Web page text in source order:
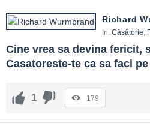
Richard
In: Căsătorie,
Cine vrea sa devina fericit,
Casatoreste-te ca sa faci
1 179